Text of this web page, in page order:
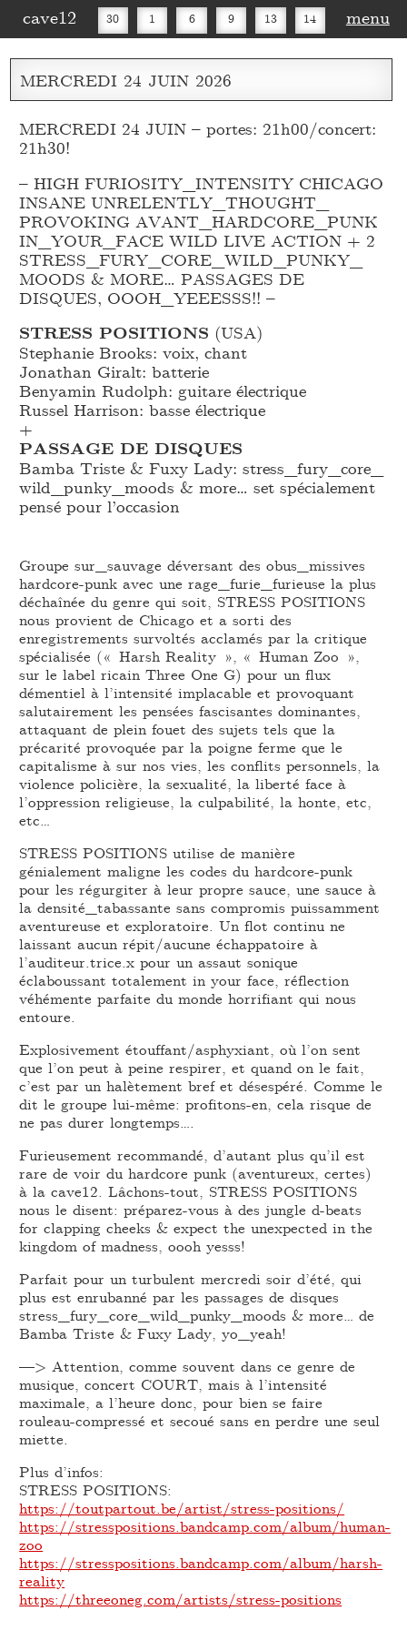
cave12 30 1 6 9 13 14
16 20 27 30
menu
MERCREDI 24 JUIN 2026
MERCREDI 24 JUIN – portes: 21h00/concert:
21h30!
– HIGH FURIOSITY_INTENSITY CHICAGO
INSANE UNRELENTLY_THOUGHT_
PROVOKING AVANT_HARDCORE_PUNK
IN_YOUR_FACE WILD LIVE ACTION + 2
STRESS_FURY_ CORE_WILD_PUNKY_
MOODS & MORE… PASSAGES DE
DISQUES, OOOH_YEEESSS!! –
STRESS POSITIONS (USA)
Stephanie Brooks: voix, chant
Jonathan Giralt: batterie
Benyamin Rudolph: guitare électrique
Russel Harrison: basse électrique
+
PASSAGE DE DISQUES
Bamba Triste & Fuxy Lady: stress_fury_core_
wild_punky_moods & more… set spécialement
pensé pour l’occasion
Groupe sur_sauvage déversant des obus_missives
hardcore-punk avec une rage_furie_furieuse la plus
déchaînée du genre qui soit, STRESS POSITIONS
nous provient de Chicago et a sorti des
enregistrements survoltés acclamés par la critique
spécialisée (« Harsh Reality », « Human Zoo »,
sur le label ricain Three One G) pour un flux
démentiel à l’intensité implacable et provoquant
salutairement les pensées fascisantes dominantes,
attaquant de plein fouet des sujets tels que la
précarité provoquée par la poigne ferme que le
capitalisme à sur nos vies, les conflits personnels, la
violence policière, la sexualité, la liberté face à
l’oppression religieuse, la culpabilité, la honte, etc,
etc…
STRESS POSITIONS utilise de manière
génialement maligne les codes du hardcore-punk
pour les régurgiter à leur propre sauce, une sauce à
la densité_tabassante sans compromis puissamment
aventureuse et exploratoire. Un flot continu ne
laissant aucun répit/aucune échappatoire à
l’auditeur.trice.x pour un assaut sonique
éclaboussant totalement in your face, réflection
véhémente parfaite du monde horrifiant qui nous
entoure.
Explosivement étouffant/asphyxiant, où l’on sent
que l’on peut à peine respirer, et quand on le fait,
c’est par un halètement bref et désespéré. Comme le
dit le groupe lui-même: profitons-en, cela risque de
ne pas durer longtemps….
Furieusement recommandé, d’autant plus qu’il est
rare de voir du hardcore punk (aventureux, certes)
à la cave12. Lâchons-tout, STRESS POSITIONS
nous le disent: préparez-vous à des jungle d-beats
for clapping cheeks & expect the unexpected in the
kingdom of madness, oooh yesss!
Parfait pour un turbulent mercredi soir d’été, qui
plus est enrubanné par les passages de disques
stress_fury_core_wild_punky_moods & more… de
Bamba Triste & Fuxy Lady, yo_yeah!
—> Attention, comme souvent dans ce genre de
musique, concert COURT, mais à l’intensité
maximale, a l’heure donc, pour bien se faire
rouleau-compressé et secoué sans en perdre une seul
miette.
Plus d’infos:
STRESS POSITIONS:
https://toutpartout.be/artist/stress-positions/
https://stresspositions.bandcamp.com/album/human-
zoo
https://stresspositions.bandcamp.com/album/harsh-
reality
https://threeoneg.com/artists/stress-positions